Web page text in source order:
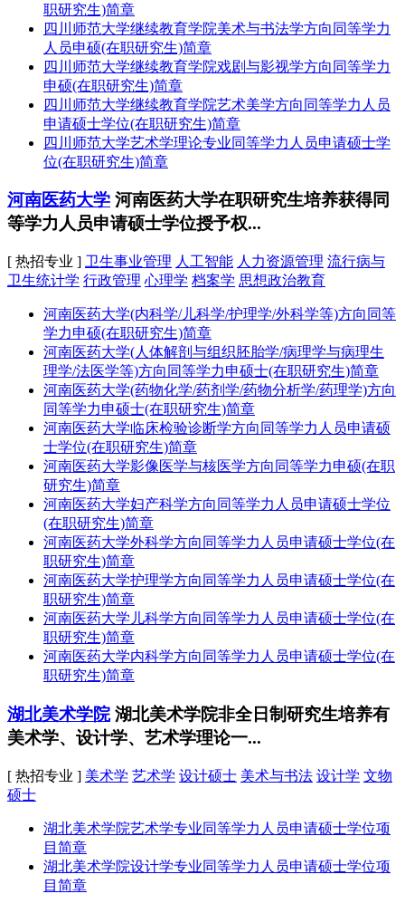
职研究生)简章
四川师范大学继续教育学院美术与书法学方向同等学力
人员申硕(在职研究生)简章
四川师范大学继续教育学院戏剧与影视学方向同等学力
申硕(在职研究生)简章
四川师范大学继续教育学院艺术美学方向同等学力人员
申请硕士学位(在职研究生)简章
四川师范大学艺术学理论专业同等学力人员申请硕士学
位(在职研究生)简章
河南医药大学 河南医药大学在职研究生培养获得同
等学力人员申请硕士学位授予权...
[ 热招专业 ] 卫生事业管理 人工智能 人力资源管理 流行病与
卫生统计学 行政管理 心理学 档案学 思想政治教育
河南医药大学(内科学/儿科学/护理学/外科学等)方向同等
学力申硕(在职研究生)简章
河南医药大学(人体解剖与组织胚胎学/病理学与病理生
理学/法医学等)方向同等学力申硕士(在职研究生)简章
河南医药大学(药物化学/药剂学/药物分析学/药理学)方向
同等学力申硕士(在职研究生)简章
河南医药大学临床检验诊断学方向同等学力人员申请硕
士学位(在职研究生)简章
河南医药大学影像医学与核医学方向同等学力申硕(在职
研究生)简章
河南医药大学妇产科学方向同等学力人员申请硕士学位
(在职研究生)简章
河南医药大学外科学方向同等学力人员申请硕士学位(在
职研究生)简章
河南医药大学护理学方向同等学力人员申请硕士学位(在
职研究生)简章
河南医药大学儿科学方向同等学力人员申请硕士学位(在
职研究生)简章
河南医药大学内科学方向同等学力人员申请硕士学位(在
职研究生)简章
湖北美术学院 湖北美术学院非全日制研究生培养有
美术学、设计学、艺术学理论一...
[ 热招专业 ] 美术学 艺术学 设计硕士 美术与书法 设计学 文物
硕士
湖北美术学院艺术学专业同等学力人员申请硕士学位项
目简章
湖北美术学院设计学专业同等学力人员申请硕士学位项
目简章